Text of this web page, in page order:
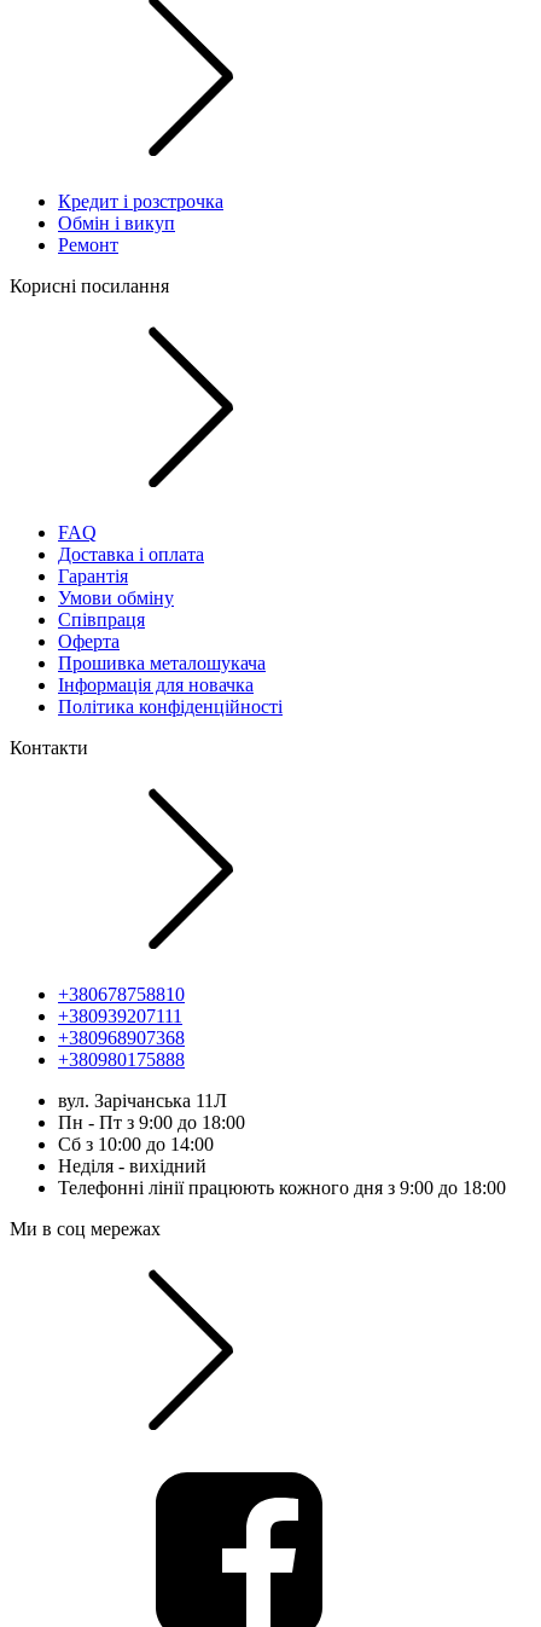
Кредит і розстрочка
Обмін і викуп
Ремонт
Корисні посилання
FAQ
Доставка і оплата
Гарантія
Умови обміну
Співпраця
Оферта
Прошивка металошукача
Інформація для новачка
Політика конфіденційності
Контакти
+380678758810
+380939207111
+380968907368
+380980175888
вул. Зарічанська 11Л
Пн - Пт з 9:00 до 18:00
Сб з 10:00 до 14:00
Неділя - вихідний
Телефонні лінії працюють кожного дня з 9:00 до 18:00
Ми в соц мережах